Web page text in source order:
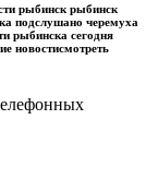
рыбинск рыбинск
подслушано черемуха
рыбинска сегодня
новостисмотреть